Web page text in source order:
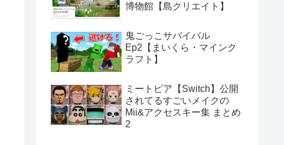
博物館【島クリエイト】
鬼ごっこサバイバル
Ep2【まいくら・マインク
ラフト】
ミートピア【Switch】公開
されてるすごいメイクの
Mii&アクセスキー集 まとめ
2